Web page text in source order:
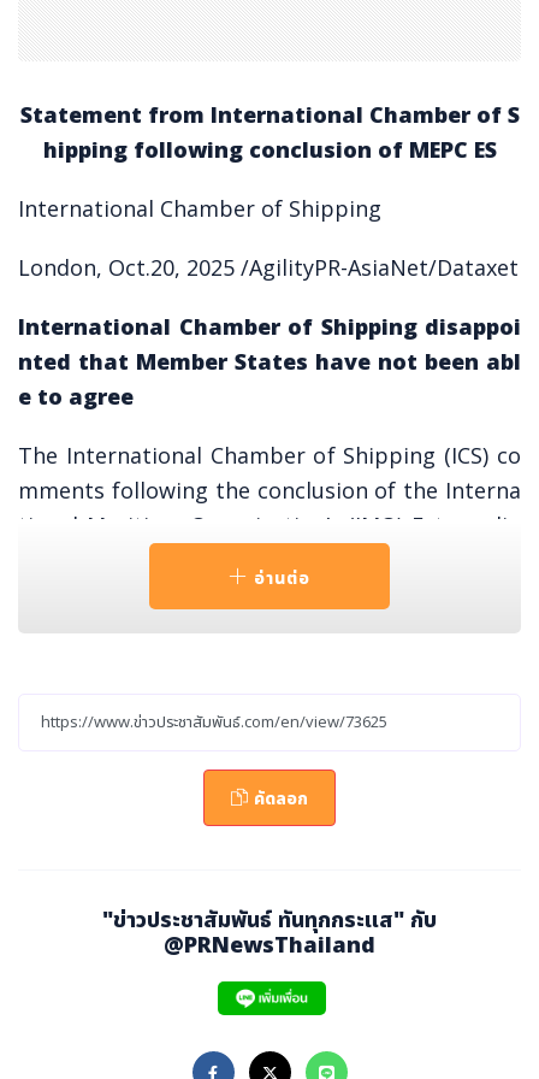
Statement from International Chamber of S
hipping following conclusion of MEPC ES
International Chamber of Shipping
London, Oct.20, 2025 /AgilityPR-AsiaNet/Dataxet
International Chamber of Shipping disappoi
nted that Member States have not been abl
e to agree
The International Chamber of Shipping (ICS) co
mments following the conclusion of the Interna
tional Maritime Organization’s (IMO) Extraordin
ary Session of Marine Environment Protection C
cuss the Net-Zero Framework for the shipping i
dustrial sector with the aim of delivering a clear
path for shipping’s transition to net zero.
Multimedia Assets available here
“We are disappointed that member states have
not been able to agree a way forward at this me
eting. Industry needs clarity to be able to make
itime sector, in line with the goals set out in the
อ่านต่อ
คัดลอก
"ข่าวประชาสัมพันธ์ ทันทุกกระแส" กับ
@PRNewsThailand